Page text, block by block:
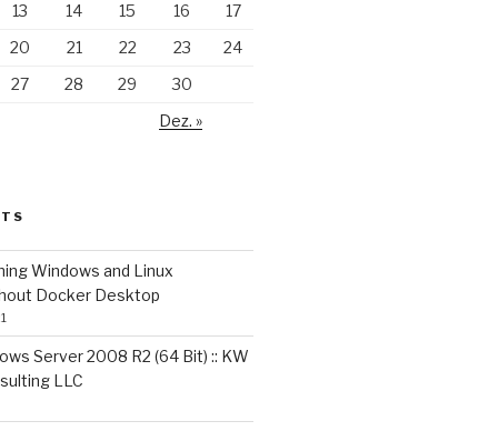
13 14 15 16
17
20 21 22 23
24
27 28 29
30
Dez. »
Windows and Linux
Docker Desktop
Server 2008 R2 (64 Bit) :: KW
LLC